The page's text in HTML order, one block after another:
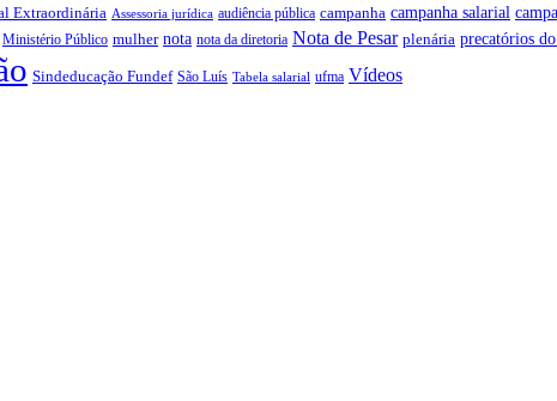
Extraordinária Assessoria jurídica audiência pública campanha campanha salarial
Ministério Público mulher nota nota da diretoria Nota de Pesar plenária precatórios
Sindeducação Fundef São Luís Tabela salarial ufma Vídeos